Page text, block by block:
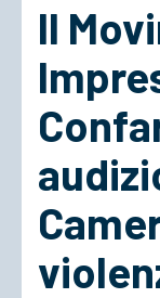
Cosa Facciamo
ACCEDI
Il